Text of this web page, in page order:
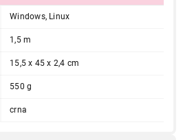
Windows, Linux
1,5 m
15,5 x 45 x 2,4 cm
550 g
crna